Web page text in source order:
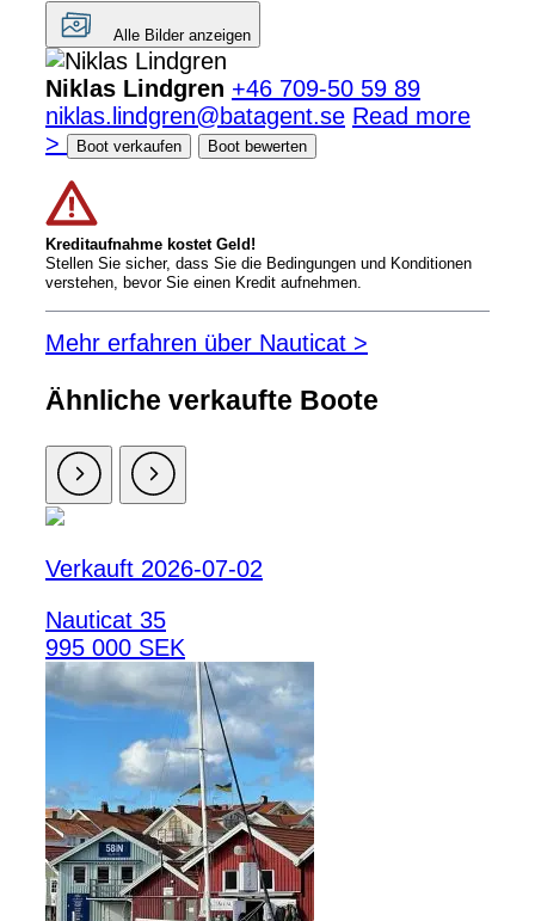
Alle Bilder anzeigen
Niklas Lindgren +46 709-50 59 89
niklas.lindgren@batagent.se Read more
>
Boot verkaufen Boot bewerten
Kreditaufnahme kostet Geld!
Stellen Sie sicher, dass Sie die Bedingungen und Konditionen
verstehen, bevor Sie einen Kredit aufnehmen.
Mehr erfahren über Nauticat >
Ähnliche verkaufte Boote
Verkauft 2026-07-02
Nauticat 35
995 000 SEK